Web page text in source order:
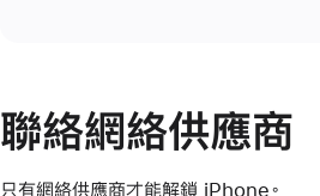
聯絡網絡供應商
只有網絡供應商才能解鎖 iPhone。